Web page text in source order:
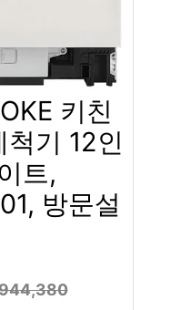
키친
기 12인
트,
방문설